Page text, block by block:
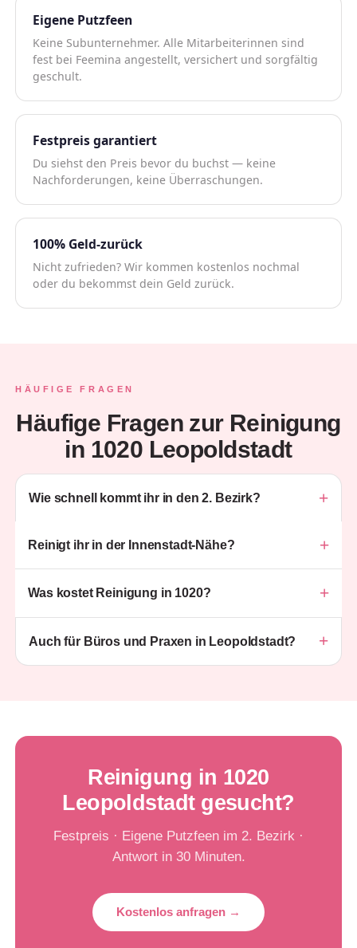
Eigene Putzfeen
Keine Subunternehmer. Alle Mitarbeiterinnen sind
fest bei Feemina angestellt, versichert und sorgfältig
geschult.
Festpreis garantiert
Du siehst den Preis bevor du buchst — keine
Nachforderungen, keine Überraschungen.
100% Geld-zurück
Nicht zufrieden? Wir kommen kostenlos nochmal
oder du bekommst dein Geld zurück.
HÄUFIGE FRAGEN
Häufige Fragen zur Reinigung
in 1020 Leopoldstadt
Wie schnell kommt ihr in den 2. Bezirk? +
Reinigt ihr in der Innenstadt-Nähe? +
Was kostet Reinigung in 1020? +
Auch für Büros und Praxen in Leopoldstadt? +
Reinigung in 1020
Leopoldstadt gesucht?
Festpreis · Eigene Putzfeen im 2. Bezirk ·
Antwort in 30 Minuten.
Kostenlos anfragen →